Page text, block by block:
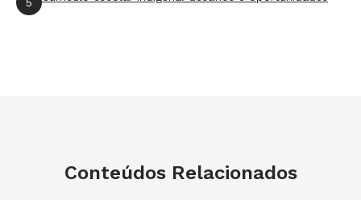
alunos ao longo de um tempo, é possível ter
professor, portanto descreve isso como uma
Conteúdos Relacionados